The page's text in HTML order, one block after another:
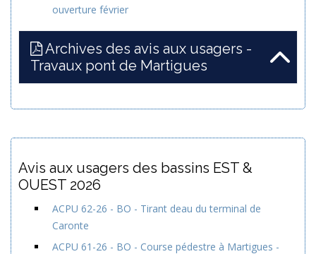
ouverture février
Archives des avis aux usagers -
Travaux pont de Martigues
Avis aux usagers des bassins EST &
OUEST 2026
ACPU 62-26 - BO - Tirant deau du terminal de
Caronte
ACPU 61-26 - BO - Course pédestre à Martigues -